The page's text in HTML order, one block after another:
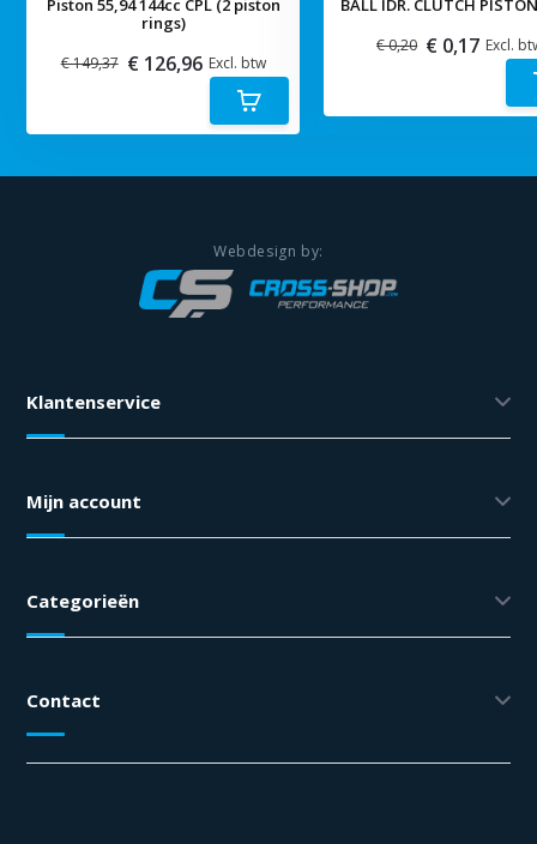
Piston 55,94 144cc CPL (2 piston
rings)
€ 149,37 € 126,96 Excl. btw
BALL IDR. CLUTCH
€ 0,20 € 0,17 Excl.
Klantenservice
Mijn account
Categorieën
Contact